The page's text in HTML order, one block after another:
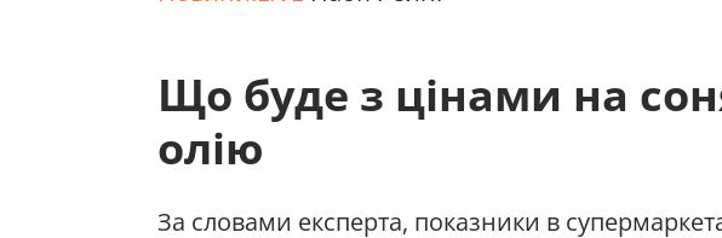
Що буде з цінами на
олію
За словами експерта, показники в